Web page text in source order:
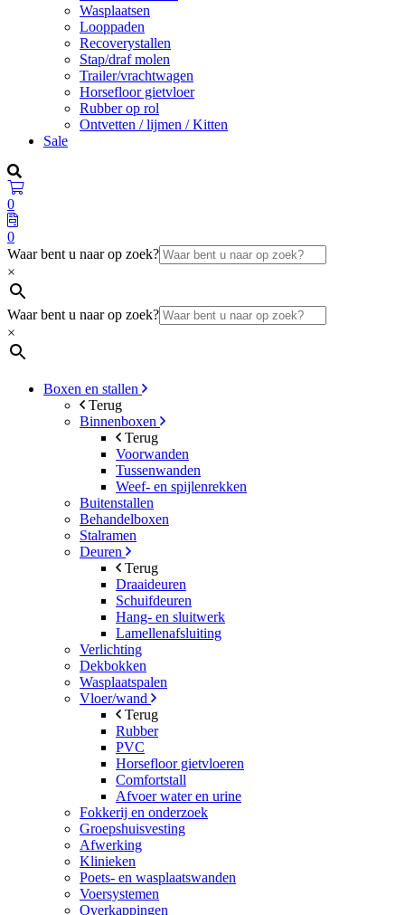
Wasplaatsen
Looppaden
Recoverystallen
Stap/draf molen
Trailer/vrachtwagen
Horsefloor gietvloer
Rubber op rol
Ontvetten / lijmen / Kitten
Sale
0
0
Waar bent u naar op zoek?
×
Waar bent u naar op zoek?
×
Boxen en stallen
Terug
Binnenboxen
Terug
Voorwanden
Tussenwanden
Weef- en spijlenrekken
Buitenstallen
Behandelboxen
Stalramen
Deuren
Terug
Draaideuren
Schuifdeuren
Hang- en sluitwerk
Lamellenafsluiting
Verlichting
Dekbokken
Wasplaatspalen
Vloer/wand
Terug
Rubber
PVC
Horsefloor gietvloeren
Comfortstall
Afvoer water en urine
Fokkerij en onderzoek
Groepshuisvesting
Afwerking
Klinieken
Poets- en wasplaatswanden
Voersystemen
Overkappingen